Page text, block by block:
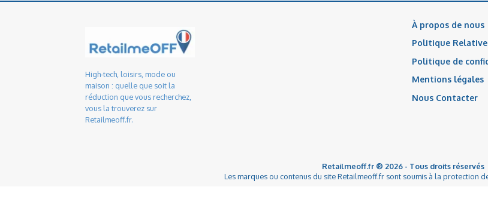
High-tech, loisirs, mode ou
maison : quelle que soit la
réduction que vous recherchez,
vous la trouverez sur
Retailmeoff.fr.
À propos de nous
Politique Relative
Politique de
Mentions légales
Nous Contacter
Retailmeoff.fr ® 2026 - Tous droits réservés
Les marques ou contenus du site Retailmeoff.fr sont soumis à la protection